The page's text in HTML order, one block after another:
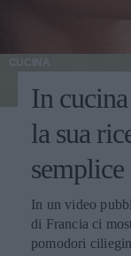
CUCINA
In
la sua
semplice
In un video
di Francia ci
pomodori